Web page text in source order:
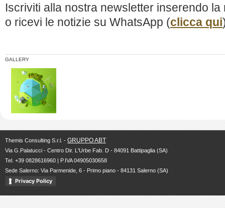
Iscriviti alla nostra newsletter inserendo
o ricevi le notizie su WhatsApp (clicca qui
GALLERY
Themis Consulting S.r.l. - GRUPPO ABT
Via G.Palatucci - Centro Dir. L'Urbe Fab. D - 84091 Battipaglia (SA)
Tel. +39 0828616960 | P.IVA 04905030658
Sede Salerno: Via Parmenide, 6 - Primo piano - 84131 Salerno (SA)
Privacy Policy